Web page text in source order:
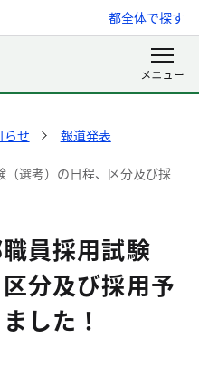
都全体で探す
らせ
報道発表
選考）の日程、区分及び採
員採用試験
区分及び採用予
した！